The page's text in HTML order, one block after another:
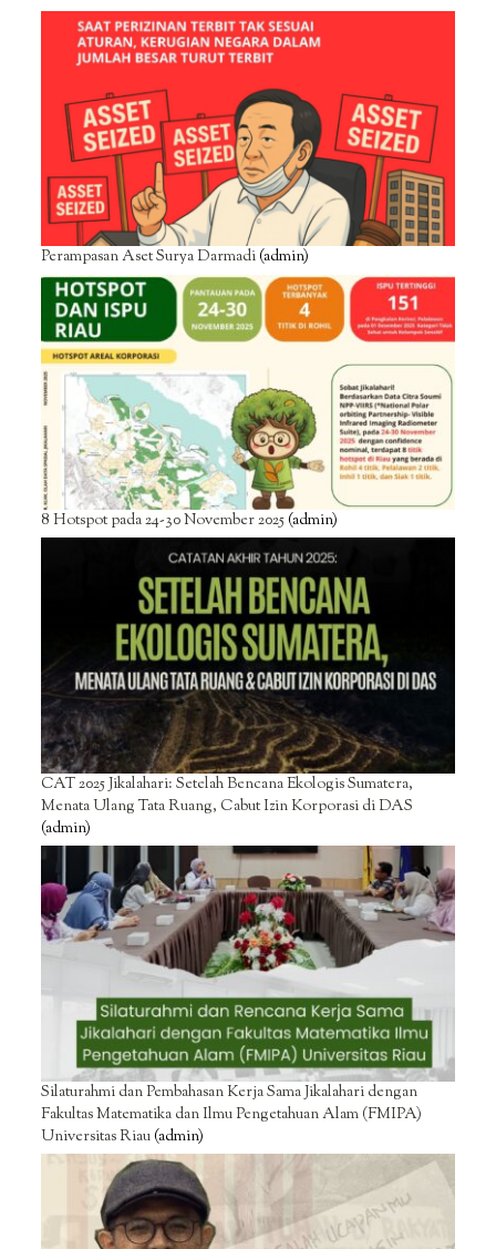
Perampasan Aset Surya Darmadi(admin)
8 Hotspot pada 24-30 November 2025(admin)
CAT 2025 Jikalahari: Setelah Bencana Ekologis Sumatera,
Menata Ulang Tata Ruang, Cabut Izin Korporasi di DAS
(admin)
Silaturahmi dan Pembahasan Kerja Sama Jikalahari dengan
Fakultas Matematika dan Ilmu Pengetahuan Alam (FMIPA)
Universitas Riau(admin)